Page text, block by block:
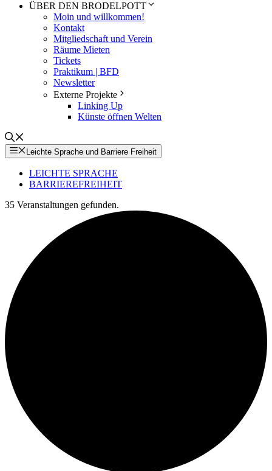
ÜBER DEN BRODELPOTT
Moin und willkommen!
Kontakt
Mitgliedschaft und Verein
Räume Mieten
Tickets
Praktikum | BFD
Newsletter
Externe Projekte
Linking Up
Künste öffnen Welten
Leichte Sprache und Barriere Freiheit
LEICHTE SPRACHE
BARRIEREFREIHEIT
35 Veranstaltungen gefunden.